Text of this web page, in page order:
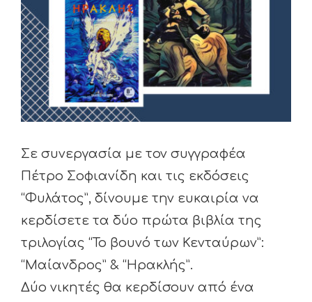
Σε συνεργασία με τον συγγραφέα
Πέτρο Σοφιανίδη και τις εκδόσεις
“Φυλάτος”, δίνουμε την ευκαιρία να
κερδίσετε τα δύο πρώτα βιβλία της
τριλογίας “Το βουνό των Κενταύρων”:
“Μαίανδρος” & “Ηρακλής”.
Δύο νικητές θα κερδίσουν από ένα